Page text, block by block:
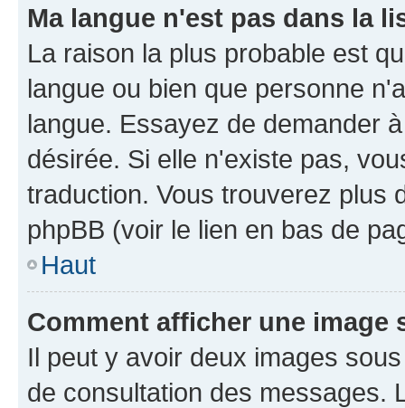
Ma langue n'est pas dans la
La raison la plus probable est
langue ou bien que personne
langue. Essayez de demander
désirée. Si elle n'existe pas,
traduction. Vous trouverez plus
phpBB (voir le lien en bas de
Haut
Comment afficher une image
Il peut y avoir deux images
de consultation des messages.